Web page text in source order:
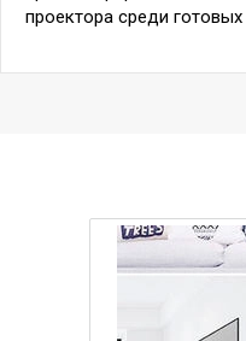
проектора среди готовых